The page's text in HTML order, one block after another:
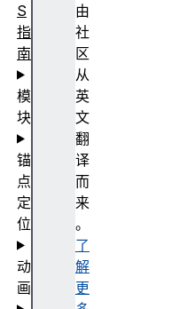
由
社
区
从
英
文
翻
译
而
来
。
了
解
更
S
指
南
模
块
锚
点
定
位
动
画